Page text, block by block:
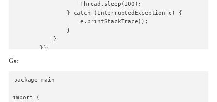
                    Thread.sleep(100);
                } catch (InterruptedException e) {
                    e.printStackTrace();
                }
            }
        });
            t1.join();
Go:
package main
import (